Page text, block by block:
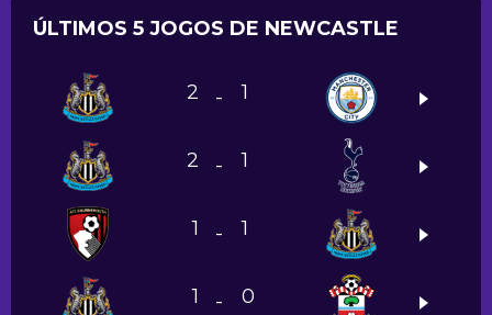
ÚLTIMOS 5 JOGOS DE NEWCASTLE
2 - 1
2 - 1
1 - 1
1 - 0